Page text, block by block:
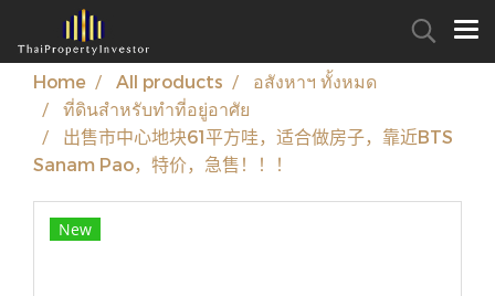
Home All products
อสังหาฯ ทั้งหมด
ที่ดินสำหรับทำที่อยู่อาศัย
出售市中心地块61平方哇，适合做房子，靠近BTS
Sanam Pao，特价，急售！！！
New